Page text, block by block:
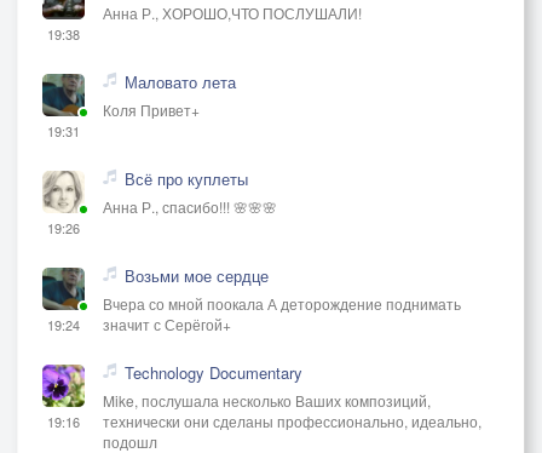
19:38
Анна Р., ХОРОШО,ЧТО ПОСЛУШАЛИ!
19:31
Маловато лета
Коля Привет+
19:26
Всё про куплеты
Анна Р., спасибо!!! 🌸🌸🌸
19:24
Возьми мое сердце
Вчера со мной поокала А деторождение поднимать
значит с Серёгой+
19:16
Technology Documentary
Mike, послушала несколько Ваших композиций,
технически они сделаны профессионально, идеально,
подошл